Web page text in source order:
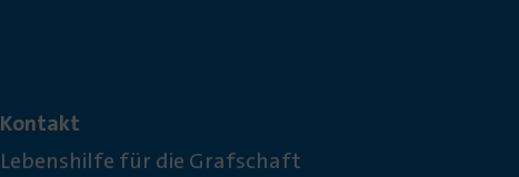
Kontakt
Lebenshilfe für die Grafschaft